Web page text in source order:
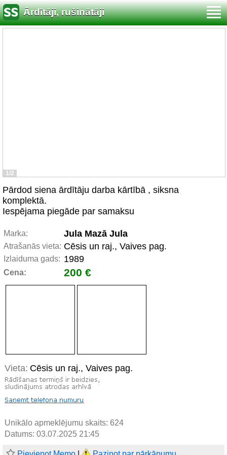
Ārdītāji, rušinātāji
1/2
Pārdod siena ārdītāju darba kārtībā , siksna
komplektā.
Iespējama piegāde par samaksu
Marka: Jula Mazā Jula
Atrašanās vieta: Cēsis un raj., Vaives pag.
Izlaiduma gads: 1989
Cena: 200 €
Vieta: Cēsis un raj., Vaives pag.
Unikālo apmeklējumu skaits: 624
Datums: 03.07.2025 21:45